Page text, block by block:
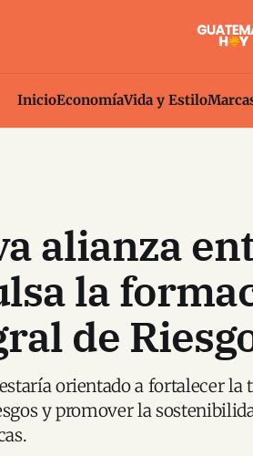
InicioEconomíaVida y Estilo
alianza
la
de
orientado a fortalecer la
y promover la